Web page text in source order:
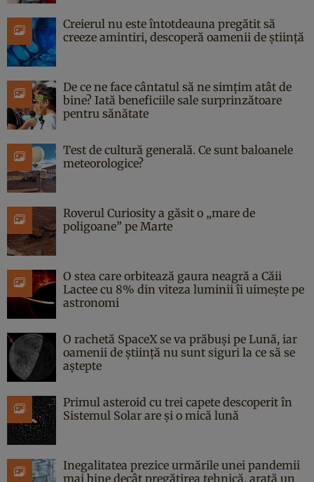
Creierul nu este întotdeauna pregătit să
creeze amintiri, descoperă oamenii de știință
De ce ne face cântatul să ne simțim atât de
bine? Iată beneficiile sale surprinzătoare
pentru sănătate
Test de cultură generală. Ce sunt baloanele
meteorologice?
Roverul Curiosity a găsit o „mare de
poligoane” pe Marte
O stea care orbitează gaura neagră a Căii
Lactee cu 8% din viteza luminii îi uimește pe
astronomi
O rachetă SpaceX se va prăbuși pe Lună, iar
oamenii de știință nu sunt siguri la ce să se
aștepte
Primul asteroid cu trei capete descoperit în
Sistemul Solar are și o mică lună
Inegalitatea prezice urmările unei pandemii
mai bine decât pregătirea tehnică, arată un